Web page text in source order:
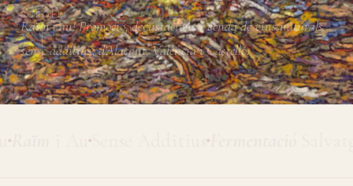
Raïm i au! Promoció, degustacions i venda de vins naturals
sense additius, d'Alacant, València i Castelló.
SCROLL
Sense Additius Fermentació